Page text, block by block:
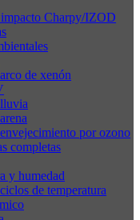
Charpy/IZOD
de xenón
por ozono
completas
y humedad
de temperatura